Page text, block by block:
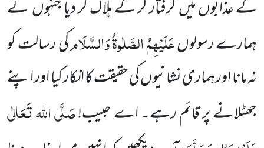
کے عذابوں میں گرفتار کر کے ہلاک کر دیا جنہوں نے
ہمارے رسولوںعَلَیْہِمُ الصَّلٰوۃُ وَالسَّلَامکی رسالت کو
نہ مانا اور ہماری نشانیوں کی حقیقت کا انکار کیا اور اپنے
جھٹلانے پر قائم رہے۔ اے حبیب!صَلَّی اللہ تَعَالٰی